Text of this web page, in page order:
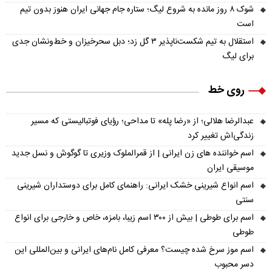
شوک ۸ روز مانده به شروع لیگ؛ ستاره جام جهانی ایران هنوز بدون تیم
است
استقلال به تیم شکست‌ناپذیر ۳ گل زد؛ دبل سحرخیزان و خط‌ونشان جدی
برای لیگ
روی خط
عبدالرضا هلالی؛ از «رضا پله» تا مداحی؛ رؤیای فوتبالیستی که مسیر
زندگی‌اش تغییر کرد
اسم خواننده های زن ایرانی | از قمرالملوک وزیری تا گوگوش و نسل جدید
موسیقی ایران
اسم انواع شیرینی خشک ایرانی: راهنمای کامل برای دوستداران شیرینی
سنتی
اسم برای طوطی | بیش از ۳۰۰ اسم زیبا، بامزه، خاص و خارجی برای انواع
طوطی
اسم موز سرخ شده چیست؟ معرفی کامل نام‌های ایرانی و بین‌المللی این
دسر محبوب